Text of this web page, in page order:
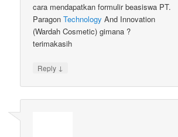
cara mendapatkan formulir beasiswa PT.
ParagonTechnology And Innovation
(Wardah Cosmetic) gimana ?
terimakasih
Reply ↓